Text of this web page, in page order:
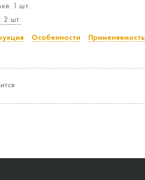
1 шт.
2 шт.
Особенности Применяемость